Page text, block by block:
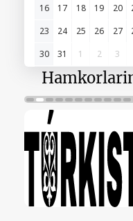
16
17 18 19 20
23
24 25 26 27
30
31 1 2 3